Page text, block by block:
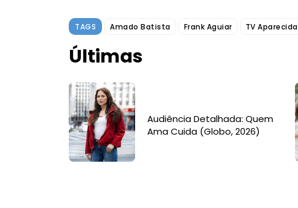
TAGS Amado Batista Frank Aguiar TV Aparecida
Últimas
Audiência Detalhada: Quem
Ama Cuida (Globo, 2026)